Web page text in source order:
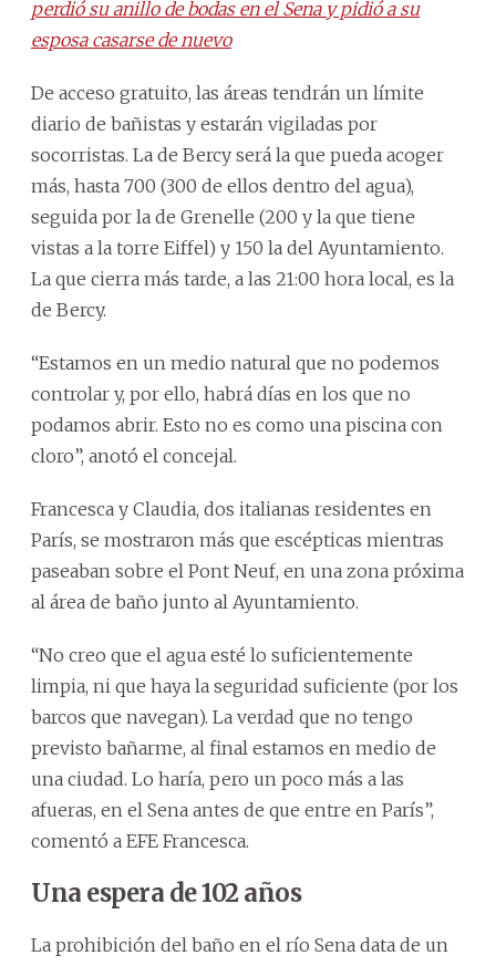
perdió su anillo de bodas en el Sena y pidió a su
esposa casarse de nuevo
De acceso gratuito, las áreas tendrán un límite
diario de bañistas y estarán vigiladas por
socorristas. La de Bercy será la que pueda acoger
más, hasta 700 (300 de ellos dentro del agua),
seguida por la de Grenelle (200 y la que tiene
vistas a la torre Eiffel) y 150 la del Ayuntamiento.
La que cierra más tarde, a las 21:00 hora local, es la
de Bercy.
“Estamos en un medio natural que no podemos
controlar y, por ello, habrá días en los que no
podamos abrir. Esto no es como una piscina con
cloro”, anotó el concejal.
Francesca y Claudia, dos italianas residentes en
París, se mostraron más que escépticas mientras
paseaban sobre el Pont Neuf, en una zona próxima
al área de baño junto al Ayuntamiento.
“No creo que el agua esté lo suficientemente
limpia, ni que haya la seguridad suficiente (por los
barcos que navegan). La verdad que no tengo
previsto bañarme, al final estamos en medio de
una ciudad. Lo haría, pero un poco más a las
afueras, en el Sena antes de que entre en París”,
comentó a EFE Francesca.
Una espera de 102 años
La prohibición del baño en el río Sena data de un